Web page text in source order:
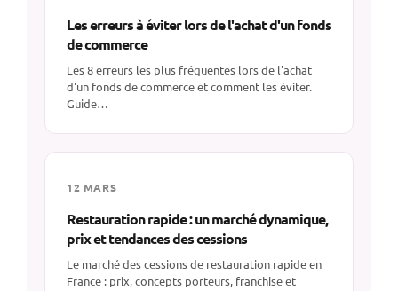
Les erreurs à éviter lors de l'achat d'un fonds
de commerce
Les 8 erreurs les plus fréquentes lors de l'achat
d'un fonds de commerce et comment les éviter.
Guide…
12 MARS
Restauration rapide : un marché dynamique,
prix et tendances des cessions
Le marché des cessions de restauration rapide en
France : prix, concepts porteurs, franchise et